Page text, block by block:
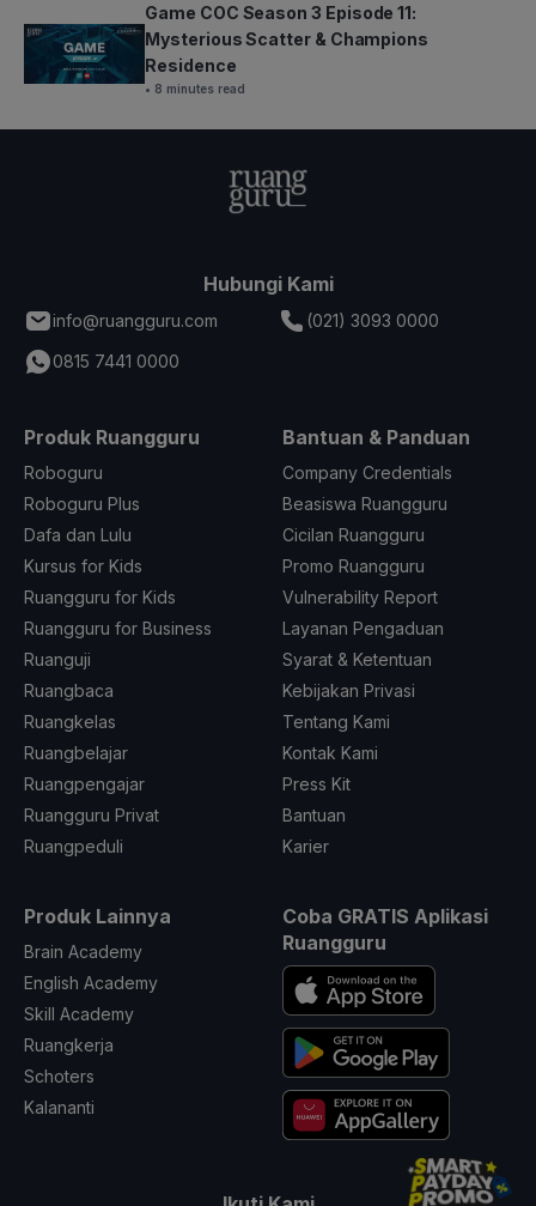
Game COC Season 3 Episode 11:
Mysterious Scatter & Champions
Residence
• 8 minutes read
Hubungi Kami
info@ruangguru.com
(021) 3093 0000
0815 7441 0000
Produk Ruangguru
Roboguru
Roboguru Plus
Dafa dan Lulu
Kursus for Kids
Ruangguru for Kids
Ruangguru for Business
Ruanguji
Ruangbaca
Ruangkelas
Ruangbelajar
Ruangpengajar
Ruangguru Privat
Ruangpeduli
Bantuan & Panduan
Company Credentials
Beasiswa Ruangguru
Cicilan Ruangguru
Promo Ruangguru
Vulnerability Report
Layanan Pengaduan
Syarat & Ketentuan
Kebijakan Privasi
Tentang Kami
Kontak Kami
Press Kit
Bantuan
Karier
Produk Lainnya
Brain Academy
English Academy
Skill Academy
Ruangkerja
Schoters
Kalananti
Coba GRATIS Aplikasi
Ruangguru